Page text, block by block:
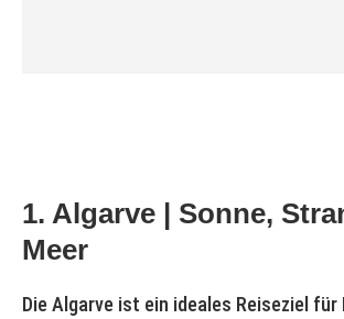
1. Algarve | Sonne,
Meer
Die Algarve ist ein ideales Reiseziel für